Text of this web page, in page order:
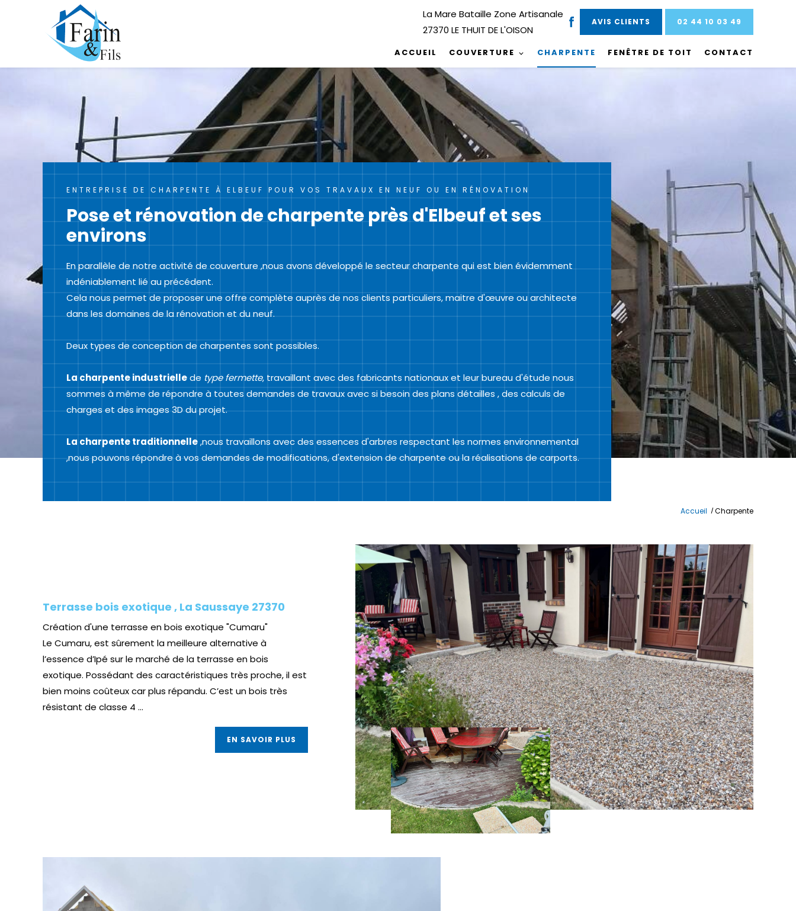
La Mare Bataille Zone Artisanale
27370 LE THUIT DE L'OISON
AVIS CLIENTS 02 44 10 03 49
ACCUEIL COUVERTURE CHARPENTE FENÊTRE DE TOIT CONTACT
ENTREPRISE DE CHARPENTE À ELBEUF POUR VOS TRAVAUX EN NEUF OU EN RÉNOVATION
Pose et rénovation de charpente près d'Elbeuf et ses
environs
En parallèle de notre activité de couverture ,nous avons développé le secteur charpente qui est bien évidemment
indéniablement lié au précédent.
Cela nous permet de proposer une offre complète auprès de nos clients particuliers, maitre d'œuvre ou architecte
dans les domaines de la rénovation et du neuf.
Deux types de conception de charpentes sont possibles.
La charpente industriellede type fermette, travaillant avec des fabricants nationaux et leur bureau d'étude nous
sommes à même de répondre à toutes demandes de travaux avec si besoin des plans détailles , des calculs de
charges et des images 3D du projet.
La charpente traditionnelle,nous travaillons avec des essences d'arbres respectant les normes environnemental
,nous pouvons répondre à vos demandes de modifications, d'extension de charpente ou la réalisations de carports.
Accueil Charpente
Terrasse bois exotique , La Saussaye 27370
Création d'une terrasse en bois exotique "Cumaru"
Le Cumaru, est sûrement la meilleure alternative à
l’essence d’Ipé sur le marché de la terrasse en bois
exotique. Possédant des caractéristiques très proche, il est
bien moins coûteux car plus répandu. C’est un bois très
résistant de classe 4 ...
EN SAVOIR PLUS
Panneau de gestion des cookies